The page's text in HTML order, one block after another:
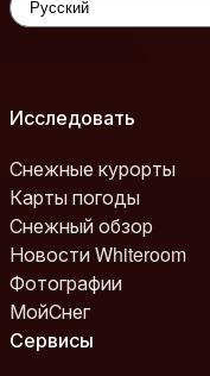
Исследовать
Снежные курорты
Карты погоды
Снежный обзор
Новости Whiteroom
Фотографии
МойСнег
Сервисы